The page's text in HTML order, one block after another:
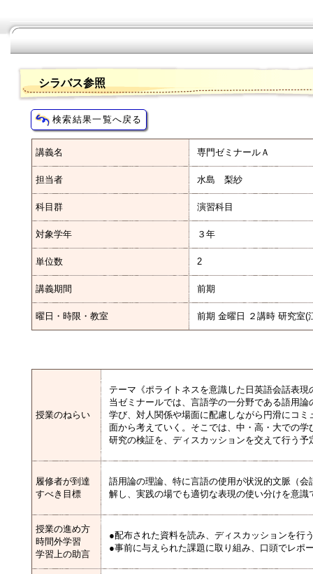
シラバス参照
講義名 専門ゼミナールＡ
担当者 水島 梨紗
科目群 演習科目
対象学年 ３年
単位数 2
講義期間 前期
曜日・時限・教室 前期 金曜日 ２講時 研究室(
授業のねらい
テーマ《ポライトネスを意識した日英語会話表現
当ゼミナールでは、言語学の一分野である語用
学び、対人関係や場面に配慮しながら円滑にコ
面から考えていく。そこでは、中・高・大での
研究の検証を、ディスカッションを交えて行う
履修者が到達
すべき目標
語用論の理論、特に言語の使用が状況的文脈（
解し、実践の場でも適切な表現の使い分けを意
授業の進め方
時間外学習
学習上の助言
●配布された資料を読み、ディスカッションを行
●事前に与えられた課題に取り組み、口頭でレポ